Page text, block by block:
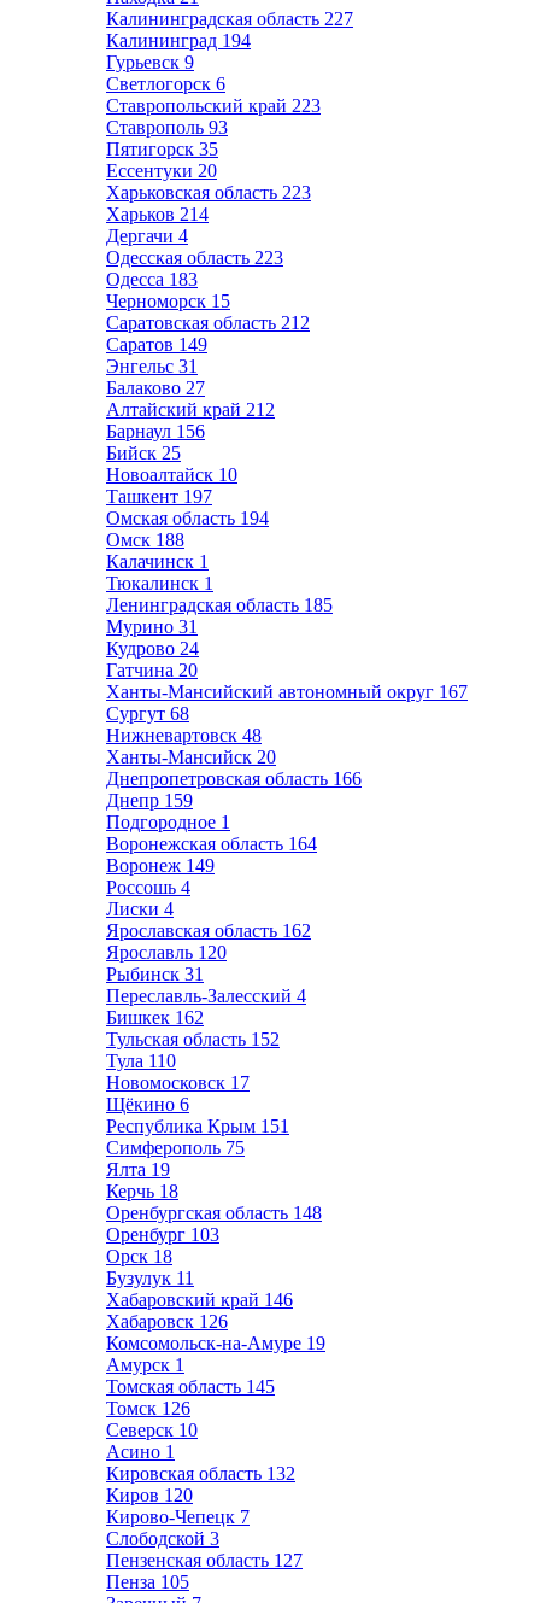
Калининградская область 227
Калининград 194
Гурьевск 9
Светлогорск 6
Ставропольский край 223
Ставрополь 93
Пятигорск 35
Ессентуки 20
Харьковская область 223
Харьков 214
Дергачи 4
Одесская область 223
Одесса 183
Черноморск 15
Саратовская область 212
Саратов 149
Энгельс 31
Балаково 27
Алтайский край 212
Барнаул 156
Бийск 25
Новоалтайск 10
Ташкент 197
Омская область 194
Омск 188
Калачинск 1
Тюкалинск 1
Ленинградская область 185
Мурино 31
Кудрово 24
Гатчина 20
Ханты-Мансийский автономный округ 167
Сургут 68
Нижневартовск 48
Ханты-Мансийск 20
Днепропетровская область 166
Днепр 159
Подгородное 1
Воронежская область 164
Воронеж 149
Россошь 4
Лиски 4
Ярославская область 162
Ярославль 120
Рыбинск 31
Переславль-Залесский 4
Бишкек 162
Тульская область 152
Тула 110
Новомосковск 17
Щёкино 6
Республика Крым 151
Симферополь 75
Ялта 19
Керчь 18
Оренбургская область 148
Оренбург 103
Орск 18
Бузулук 11
Хабаровский край 146
Хабаровск 126
Комсомольск-на-Амуре 19
Амурск 1
Томская область 145
Томск 126
Северск 10
Асино 1
Кировская область 132
Киров 120
Кирово-Чепецк 7
Слободской 3
Пензенская область 127
Пенза 105